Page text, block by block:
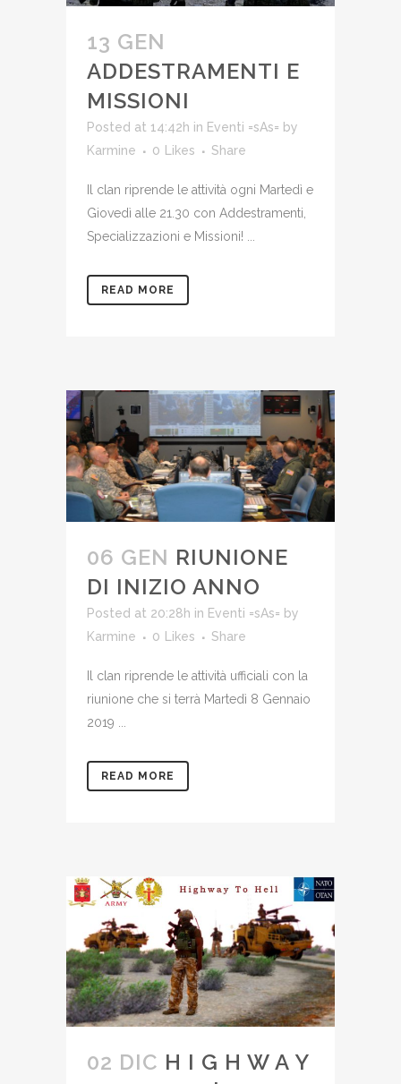
13 GEN
ADDESTRAMENTI E
MISSIONI
Posted at 14:42h in Eventi =sAs= by
Karmine
0 Likes Share
Il clan riprende le attività ogni Martedì e
Giovedì alle 21.30 con Addestramenti,
Specializzazioni e Missioni! ...
READ MORE
06 GEN RIUNIONE
DI INIZIO ANNO
Posted at 20:28h in Eventi =sAs= by
Karmine
0 Likes Share
Il clan riprende le attività ufficiali con la
riunione che si terrà Martedì 8 Gennaio
2019 ...
READ MORE
02 DIC H I G H W A Y